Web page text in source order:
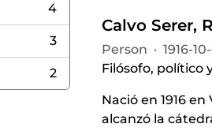
4
3
2
Calvo Serer,
Person · 1916-
Filósofo, político
Nació en 1916
alcanzó la